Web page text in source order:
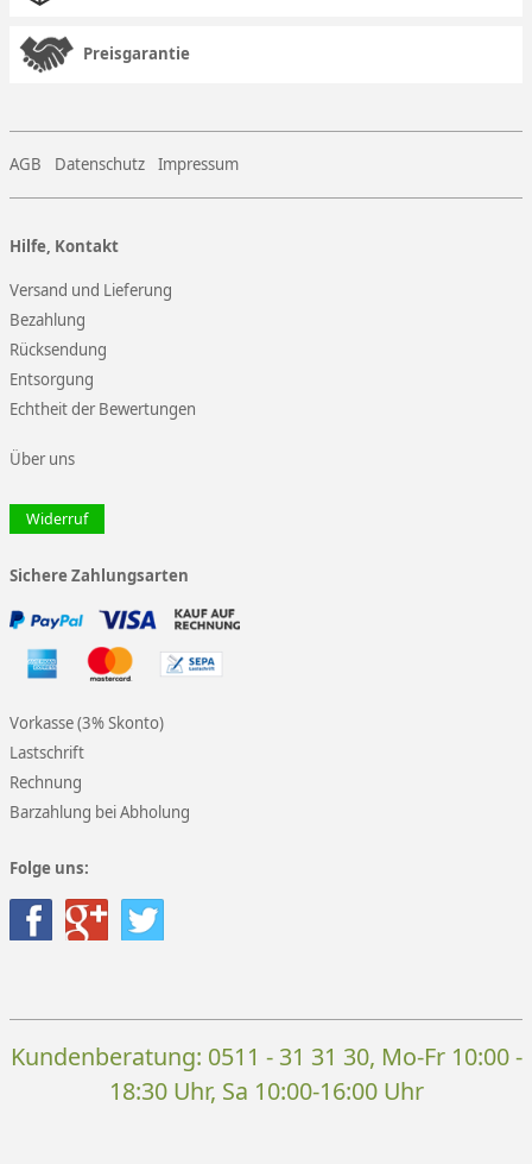
Preisgarantie
AGB Datenschutz Impressum
Hilfe, Kontakt
Versand und Lieferung
Bezahlung
Rücksendung
Entsorgung
Echtheit der Bewertungen
Über uns
Widerruf
Sichere Zahlungsarten
Vorkasse (3% Skonto)
Lastschrift
Rechnung
Barzahlung bei Abholung
Folge uns:
Kundenberatung: 0511 - 31 31 30, Mo-Fr 10:00 -
18:30 Uhr, Sa 10:00-16:00 Uhr